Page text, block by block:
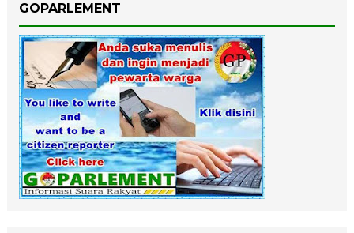
GOPARLEMENT